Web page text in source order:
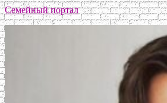
Семейный портал